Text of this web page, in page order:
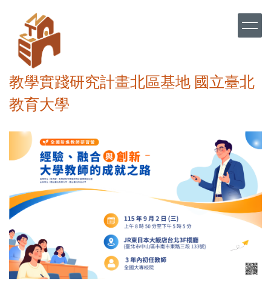
區
教學實踐研究計畫北區基地 國立臺北
教育大學